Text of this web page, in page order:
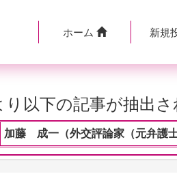
ホーム 新規
以下の記事が抽出さ
加藤 成一（外交評論家（元弁護